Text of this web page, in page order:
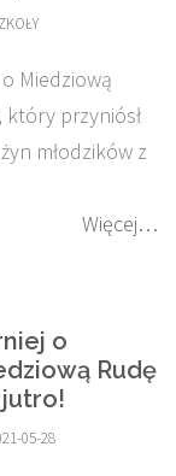
Miedziową
który przyniósł
młodzików z
Więcej…
o
Rudę
jutro!
05-28